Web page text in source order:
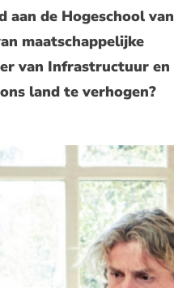
aan de Hogeschool van
maatschappelijke
van Infrastructuur en
land te verhogen?